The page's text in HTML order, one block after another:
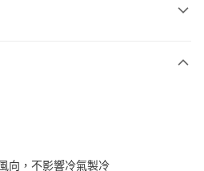
向，不影響冷氣製冷